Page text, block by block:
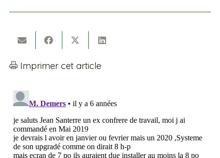
Imprimer cet article